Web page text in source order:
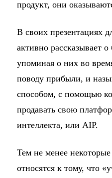
продукт, они
В своих презентациях
активно рассказывает
упоминая о них во
поводу прибыли, и
способом, с помощью
продавать свою
интеллекта, или AIP.
Тем не менее
относятся к тому, что